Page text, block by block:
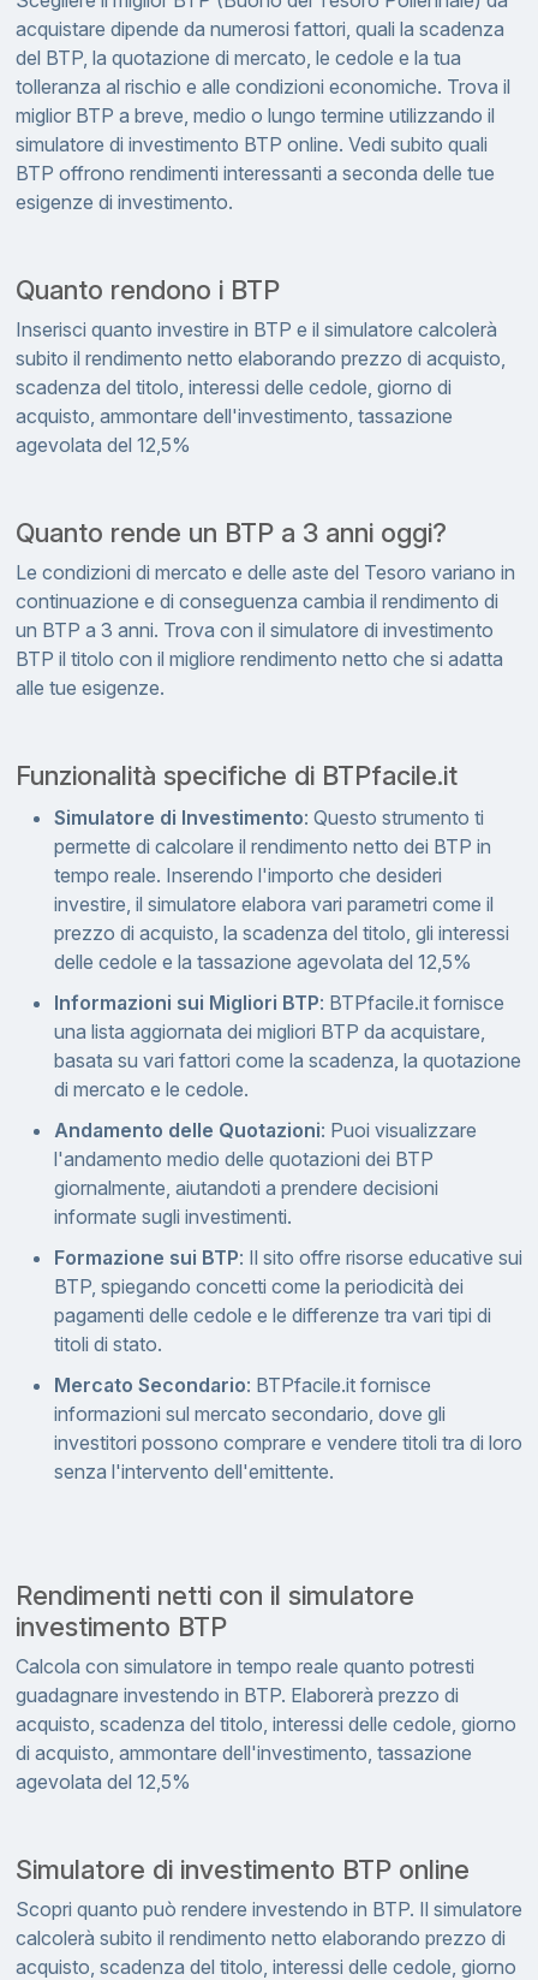
acquistare dipende da numerosi fattori, quali la scadenza
del BTP, la quotazione di mercato, le cedole e la tua
tolleranza al rischio e alle condizioni economiche. Trova il
miglior BTP a breve, medio o lungo termine utilizzando il
simulatore di investimento BTP online. Vedi subito quali
BTP offrono rendimenti interessanti a seconda delle tue
esigenze di investimento.
Quanto rendono i BTP
Inserisci quanto investire in BTP e il simulatore calcolerà
subito il rendimento netto elaborando prezzo di acquisto,
scadenza del titolo, interessi delle cedole, giorno di
acquisto, ammontare dell'investimento, tassazione
agevolata del 12,5%
Quanto rende un BTP a 3 anni oggi?
Le condizioni di mercato e delle aste del Tesoro variano in
continuazione e di conseguenza cambia il rendimento di
un BTP a 3 anni. Trova con il simulatore di investimento
BTP il titolo con il migliore rendimento netto che si adatta
alle tue esigenze.
Funzionalità specifiche di BTPfacile.it
Simulatore di Investimento: Questo strumento ti
permette di calcolare il rendimento netto dei BTP in
tempo reale. Inserendo l'importo che desideri
investire, il simulatore elabora vari parametri come il
prezzo di acquisto, la scadenza del titolo, gli interessi
delle cedole e la tassazione agevolata del 12,5%
Informazioni sui Migliori BTP: BTPfacile.it fornisce
una lista aggiornata dei migliori BTP da acquistare,
basata su vari fattori come la scadenza, la quotazione
di mercato e le cedole.
Andamento delle Quotazioni: Puoi visualizzare
l'andamento medio delle quotazioni dei BTP
giornalmente, aiutandoti a prendere decisioni
informate sugli investimenti.
Formazione sui BTP: Il sito offre risorse educative sui
BTP, spiegando concetti come la periodicità dei
pagamenti delle cedole e le differenze tra vari tipi di
titoli di stato.
Mercato Secondario: BTPfacile.it fornisce
informazioni sul mercato secondario, dove gli
investitori possono comprare e vendere titoli tra di loro
senza l'intervento dell'emittente.
Rendimenti netti con il simulatore
investimento BTP
Calcola con simulatore in tempo reale quanto potresti
guadagnare investendo in BTP. Elaborerà prezzo di
acquisto, scadenza del titolo, interessi delle cedole, giorno
di acquisto, ammontare dell'investimento, tassazione
agevolata del 12,5%
Simulatore di investimento BTP online
Scopri quanto può rendere investendo in BTP. Il simulatore
calcolerà subito il rendimento netto elaborando prezzo di
acquisto, scadenza del titolo, interessi delle cedole, giorno